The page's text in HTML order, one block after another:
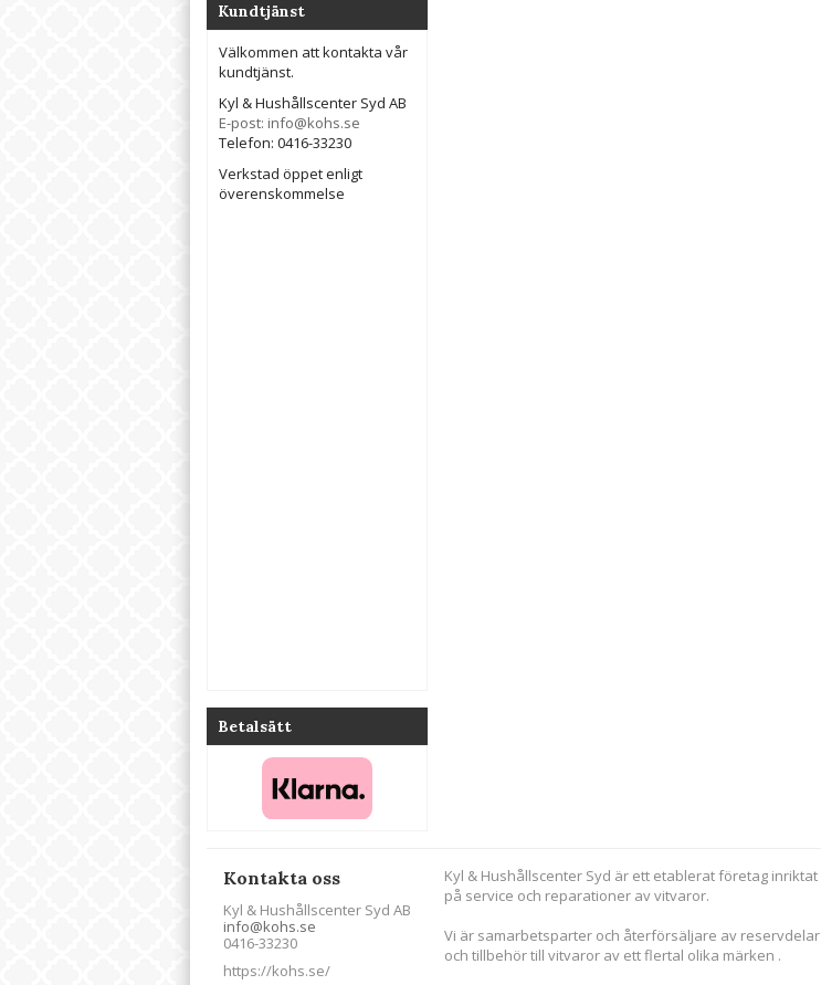
Kundtjänst
Välkommen att kontakta vår
kundtjänst.
Kyl & Hushållscenter Syd AB
E-post: info@kohs.se
Telefon: 0416-33230
Verkstad öppet enligt
överenskommelse
Betalsätt
Kontakta oss
Kyl & Hushållscenter Syd AB
info@kohs.se
0416-33230
https://kohs.se/
Kyl & Hushållscenter Syd är ett etablerat företag inriktat
på service och reparationer av vitvaror.
Vi är samarbetsparter och återförsäljare av reservdelar
och tillbehör till vitvaror av ett flertal olika märken .